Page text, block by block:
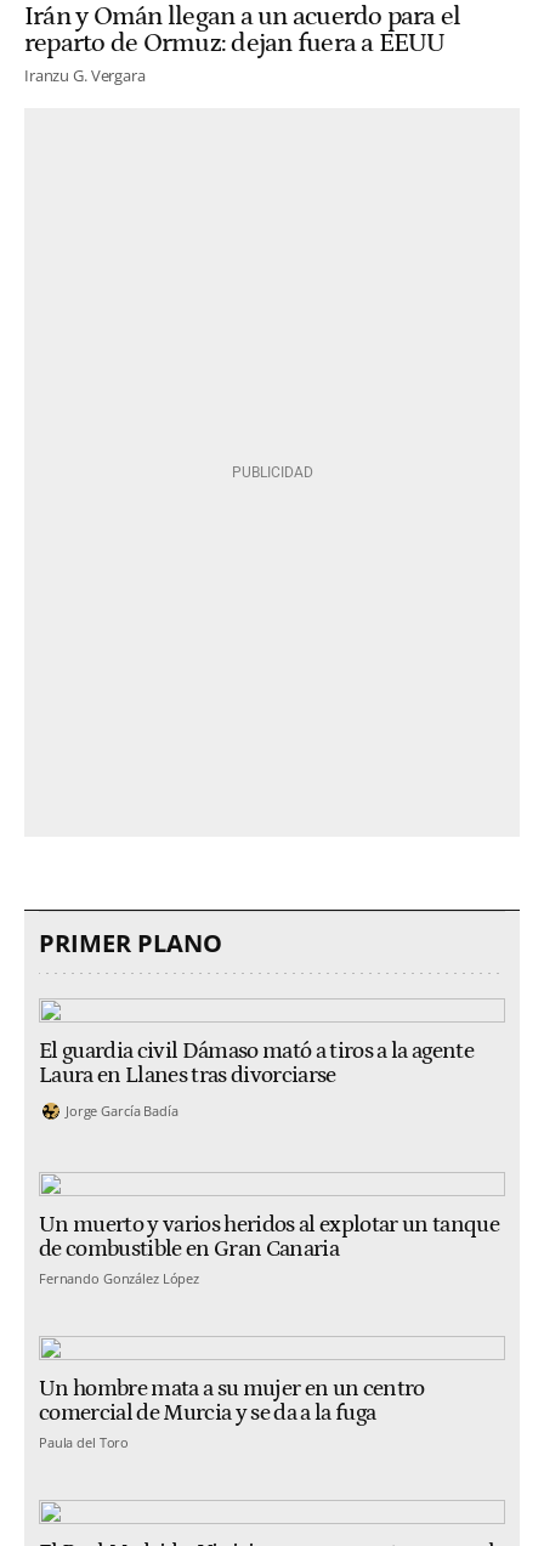
Irán y Omán llegan a un acuerdo para el
reparto de Ormuz: dejan fuera a EEUU
Iranzu G. Vergara
PRIMER PLANO
El guardia civil Dámaso mató a tiros a la agente
Laura en Llanes tras divorciarse
Jorge García Badía
Un muerto y varios heridos al explotar un tanque
de combustible en Gran Canaria
Fernando González López
Un hombre mata a su mujer en un centro
comercial de Murcia y se da a la fuga
Paula del Toro